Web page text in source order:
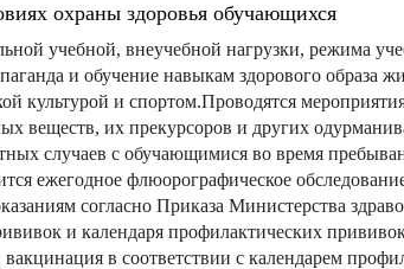
охраны здоровья обучающихся
учебной, внеучебной нагрузки, режима
и обучение навыкам здорового
культурой и спортом.Проводятся
веществ, их прекурсоров и других
случаев с обучающимися во время
ежегодное флюорографическое
согласно Приказа Министерства
и календаря профилактических
в соответствии с календарем